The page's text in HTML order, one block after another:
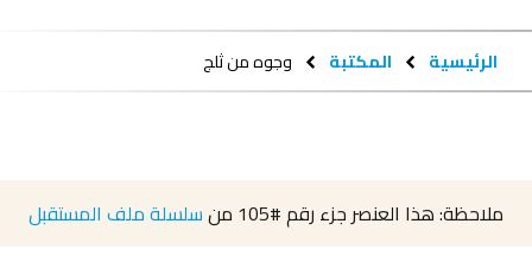
الرئيسية المكتبة وجوه من ثلج
ملاحظة: هذا العنصر جزء رقم#105 منسلسلة ملف المستقبل